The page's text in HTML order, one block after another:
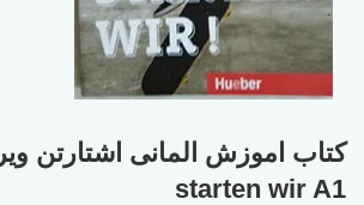
کتاب اموزش المانی اشتارتن ویر
starten wir A1